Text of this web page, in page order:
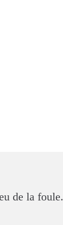
de la foule.